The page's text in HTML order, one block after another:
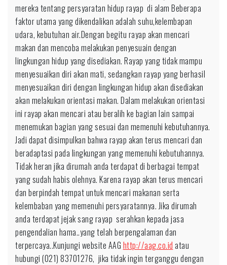
mereka tentang persyaratan hidup rayap di alam Beberapa
faktor utama yang dikendalikan adalah suhu,kelembapan
udara, kebutuhan air.Dengan begitu rayap akan mencari
makan dan mencoba melakukan penyesuain dengan
lingkungan hidup yang disediakan. Rayap yang tidak mampu
menyesuaikan diri akan mati, sedangkan rayap yang berhasil
menyesuaikan diri dengan lingkungan hidup akan disediakan
akan melakukan orientasi makan. Dalam melakukan orientasi
ini rayap akan mencari atau beralih ke bagian lain sampai
menemukan bagian yang sesuai dan memenuhi kebutuhannya.
Jadi dapat disimpulkan bahwa rayap akan terus mencari dan
beradaptasi pada lingkungan yang memenuhi kebutuhannya.
Tidak heran jika dirumah anda terdapat di berbagai tempat
yang sudah habis olehnya. Karena rayap akan terus mencari
dan berpindah tempat untuk mencari makanan serta
kelembaban yang memenuhi persyaratannya. Jika dirumah
anda terdapat jejak sang rayap serahkan kepada jasa
pengendalian hama..yang telah berpengalaman dan
terpercaya..Kunjungi website AAG http://aag.co.id atau
hubungi (021) 83701276, jika tidak ingin terganggu dengan